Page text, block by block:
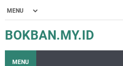
BOKBAN.MY.ID
MENU